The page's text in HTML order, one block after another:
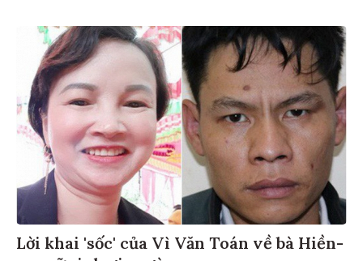
Lời khai 'sốc' của Vì Văn Toán về bà Hiền-